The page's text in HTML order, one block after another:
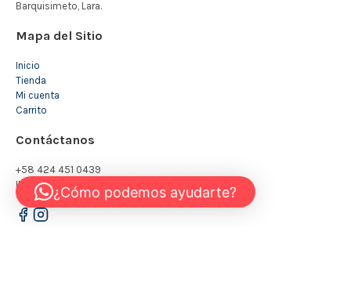
Mapa del Sitio
Inicio
Tienda
Mi cuenta
Carrito
Contáctanos
+58 424 451 0439
INFO@KIDSTORE.COM.VE
¿Cómo podemos ayudarte?